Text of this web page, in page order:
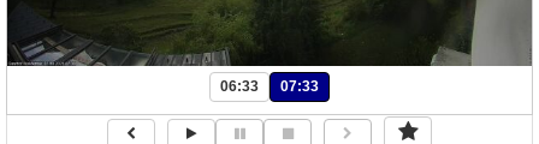
06:33 07:33